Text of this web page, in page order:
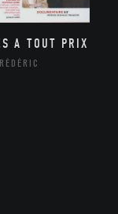
A TOUT PRIX